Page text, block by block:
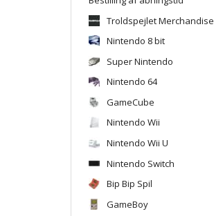
Troldspejlet Merchandise
Nintendo 8 bit
Super Nintendo
Nintendo 64
GameCube
Nintendo Wii
Nintendo Wii U
Nintendo Switch
Bip Bip Spil
GameBoy